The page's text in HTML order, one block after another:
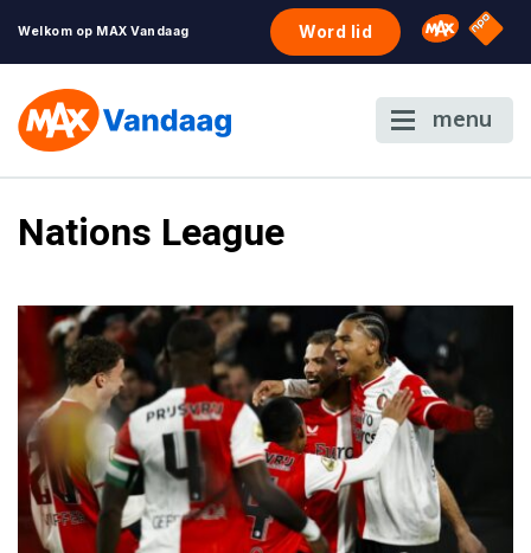
Welkom op MAX Vandaag Word lid Omroep
NPO
menu
Nations League